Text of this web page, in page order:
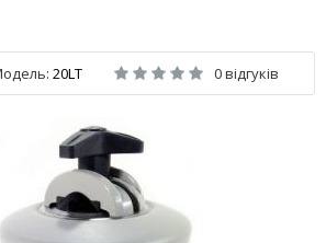
20LT 0 відгуків